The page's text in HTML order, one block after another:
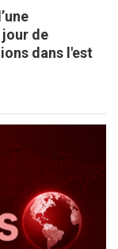
de
dans l'est